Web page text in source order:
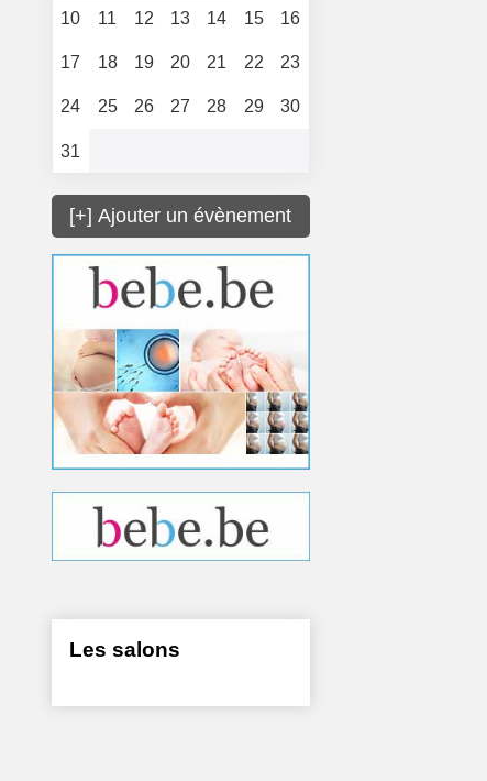
10
11 12 13 14 15
16
17
18 19 20 21 22
23
24
25 26 27 28 29
30
31
[+] Ajouter un évènement
Les salons